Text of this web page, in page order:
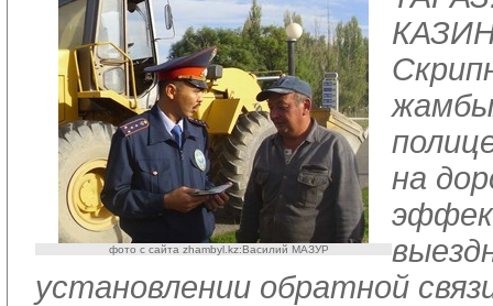
фото с сайта zhambyl.kz:Василий МАЗУР
на
установлении обратной